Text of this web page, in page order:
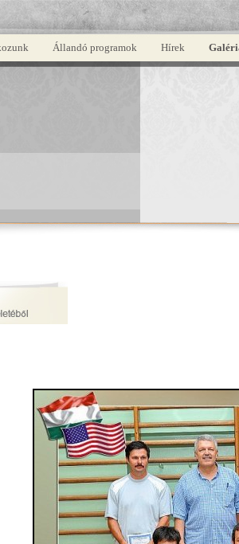
Állandó programok Hírek